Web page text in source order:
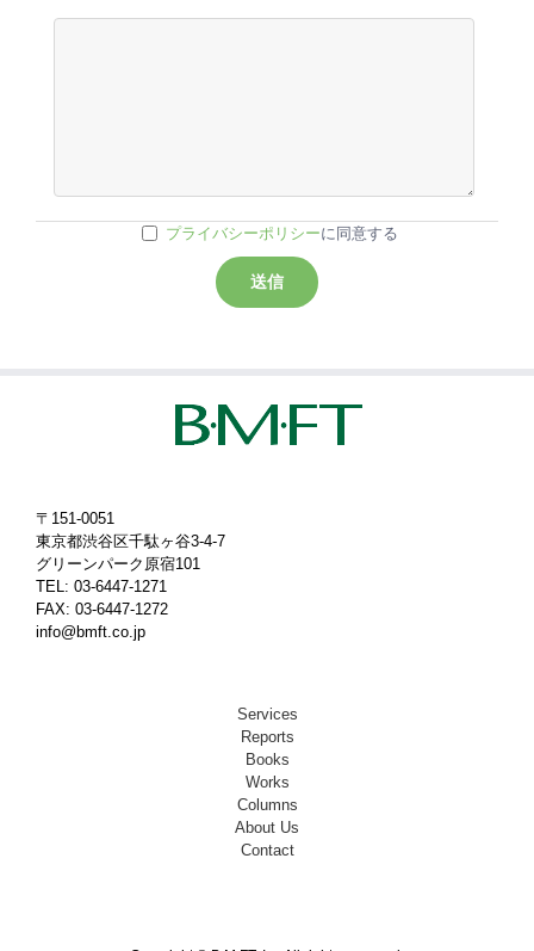
プライバシーポリシーに同意する
〒151-0051
東京都渋谷区千駄ヶ谷3-4-7
グリーンパーク原宿101
TEL: 03-6447-1271
FAX: 03-6447-1272
info@bmft.co.jp
Services
Reports
Books
Works
Columns
About Us
Contact